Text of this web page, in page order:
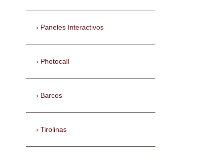
Paneles Interactivos
Photocall
Barcos
Tirolinas